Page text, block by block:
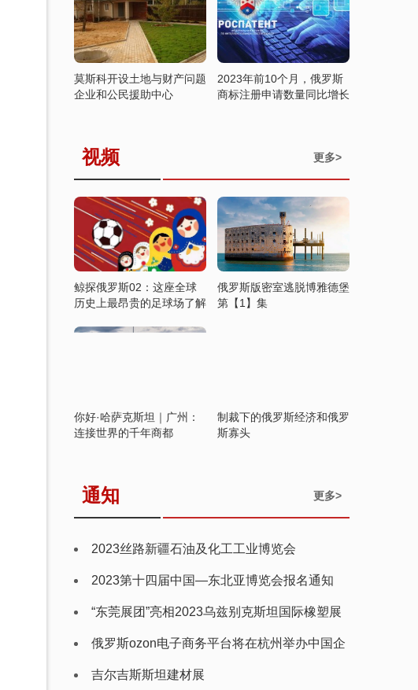
莫斯科开设土地与财产问题
企业和公民援助中心
2023年前10个月，俄罗斯
商标注册申请数量同比增长
更多>
视频
鲸探俄罗斯02：这座全球
历史上最昂贵的足球场了解
俄罗斯版密室逃脱博雅德堡
第【1】集
你好·哈萨克斯坦｜广州：
连接世界的千年商都
制裁下的俄罗斯经济和俄罗
斯寡头
更多>
通知
2023丝路新疆石油及化工工业博览会
2023第十四届中国—东北亚博览会报名通知
“东莞展团”亮相2023乌兹别克斯坦国际橡塑展
（plastex uzbekistan）
俄罗斯ozon电子商务平台将在杭州举办中国企
业家峰会
吉尔吉斯斯坦建材展